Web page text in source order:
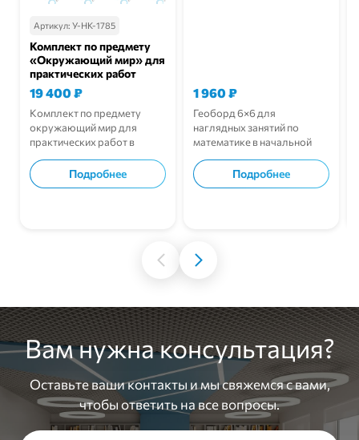
Артикул: У-НК-1785
Комплект по предмету
«Окружающий мир» для
практических работ
19 400₽
Комплект по предмету
окружающий мир для
практических работ в
Подробнее
1 960₽
Геоборд 6×6 для
наглядных занятий по
математике в начальной
Подробнее
Вам нужна консультация?
Оставьте ваши контакты и мы свяжемся с вами,
чтобы ответить на все вопросы.